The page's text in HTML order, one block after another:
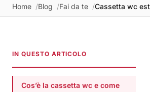
Home Blog Fai da te Cassetta wc
IN QUESTO ARTICOLO
Cos’è la cassetta wc e come